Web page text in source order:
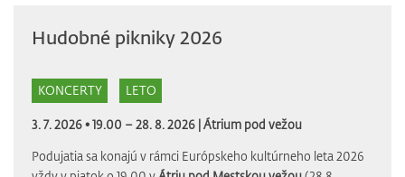
Hudobné pikniky 2026
KONCERTY LETO
3. 7. 2026 • 19.00 – 28. 8. 2026 |Átrium pod vežou
Podujatia sa konajú v rámci Európskeho kultúrneho leta 2026